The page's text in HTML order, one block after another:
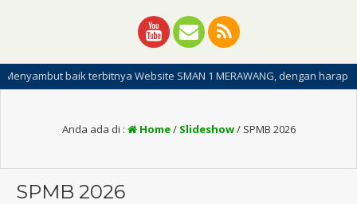
baik terbitnya Website SMAN 1 MERAWANG, dengan harapan
Anda ada di : Home/ Slideshow/ SPMB 2026
SPMB 2026